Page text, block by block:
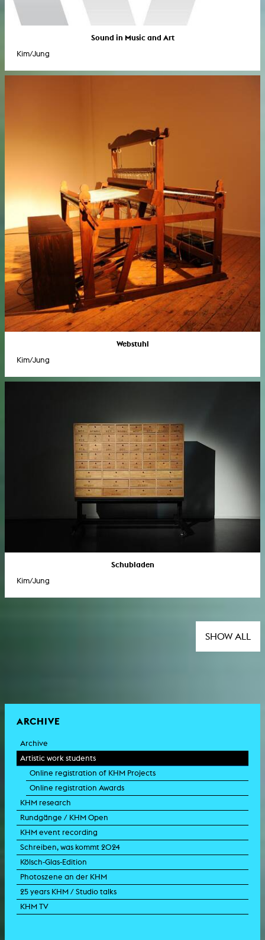
Sound in Music and Art
Kim/Jung
Webstuhl
Kim/Jung
Schubladen
Kim/Jung
SHOW ALL
ARCHIVE
Archive
Artistic work students
Online registration of KHM Projects
Online registration Awards
KHM research
Rundgänge / KHM Open
KHM event recording
Schreiben, was kommt 2024
Kölsch-Glas-Edition
Photoszene an der KHM
25 years KHM / Studio talks
KHM TV